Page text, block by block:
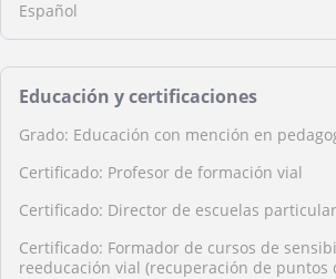
Español
Educación y certificaciones
Grado: Educación con mención en
Certificado: Profesor de formación vial
Certificado: Director de escuelas
Certificado: Formador de cursos de
reeducación vial (recuperación de puntos